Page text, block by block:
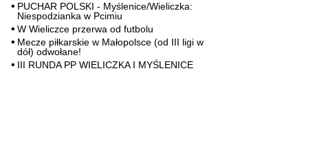
PUCHAR POLSKI - Myślenice/Wieliczka:
Niespodzianka w Pcimiu
W Wieliczce przerwa od futbolu
Mecze piłkarskie w Małopolsce (od III ligi w
dół) odwołane!
III RUNDA PP WIELICZKA I MYŚLENICE